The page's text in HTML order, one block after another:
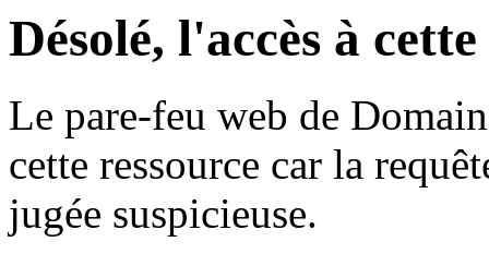
Désolé, l'accès à
Le pare-feu web de
cette ressource car la
jugée suspicieuse.